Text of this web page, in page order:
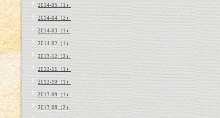
2014-05（1）
2014-04（3）
2014-03（1）
2014-02（1）
2013-12（2）
2013-11（1）
2013-10（1）
2013-09（1）
2013-08（2）